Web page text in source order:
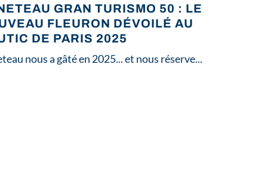
GRAN TURISMO 50 : LE
FLEURON DÉVOILÉ AU
DE PARIS 2025
nous a gâté en 2025... et nous réserve...